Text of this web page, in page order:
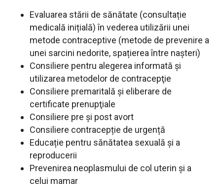
Evaluarea stării de sănătate (consultație
medicală inițială) în vederea utilizării unei
metode contraceptive (metode de prevenire a
unei sarcini nedorite, spațierea între nașteri)
Consiliere pentru alegerea informată şi
utilizarea metodelor de contracepţie
Consiliere premaritală şi eliberare de
certificate prenupţiale
Consiliere pre și post avort
Consiliere contracepție de urgență
Educație pentru sănătatea sexuală și a
reproducerii
Prevenirea neoplasmului de col uterin și a
celui mamar